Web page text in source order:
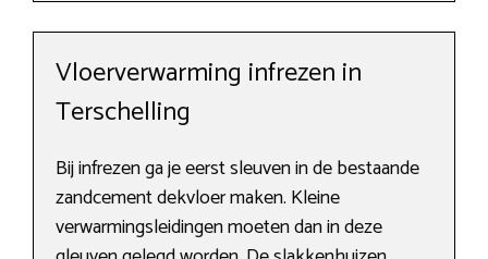
Vloerverwarming infrezen in
Terschelling
Bij infrezen ga je eerst sleuven in de bestaande
zandcement dekvloer maken. Kleine
verwarmingsleidingen moeten dan in deze